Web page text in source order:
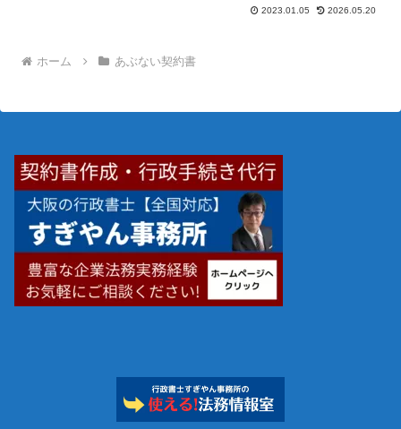
2023.01.05 2026.05.20
ホーム あぶない契約書